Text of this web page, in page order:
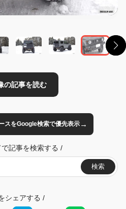
スをGoogle検索で優先表示→
記事を検索する /
検索
シェアする /